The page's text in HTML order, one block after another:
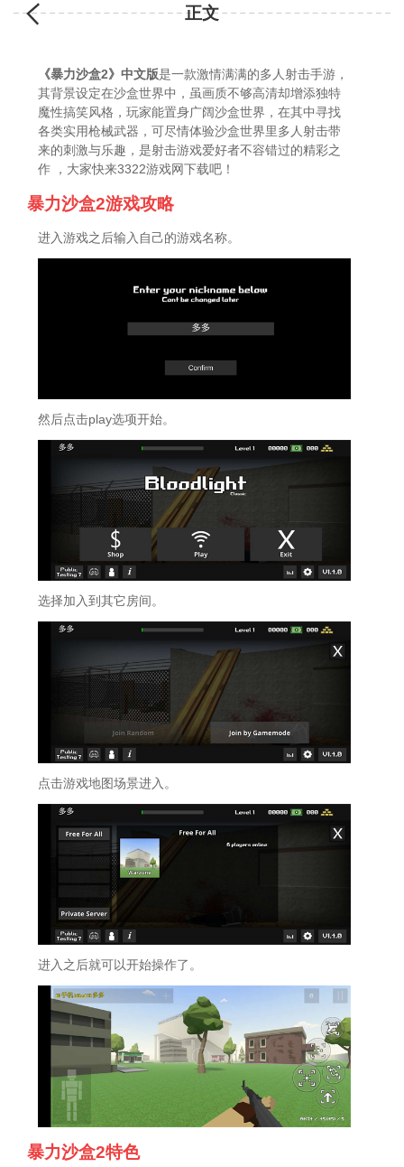
正文
《暴力沙盒2》中文版是一款激情满满的多人射击手游，
其背景设定在沙盒世界中，虽画质不够高清却增添独特
魔性搞笑风格，玩家能置身广阔沙盒世界，在其中寻找
各类实用枪械武器，可尽情体验沙盒世界里多人射击带
来的刺激与乐趣，是射击游戏爱好者不容错过的精彩之
作 ，大家快来3322游戏网下载吧！
暴力沙盒2游戏攻略
进入游戏之后输入自己的游戏名称。
然后点击play选项开始。
选择加入到其它房间。
点击游戏地图场景进入。
进入之后就可以开始操作了。
暴力沙盒2特色